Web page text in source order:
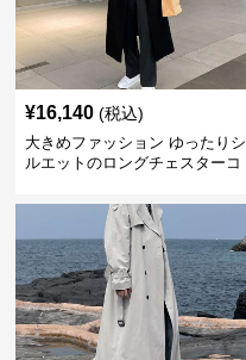
¥16,140 (税込)
大きめファッション ゆったりシ
ルエットのロングチェスターコ